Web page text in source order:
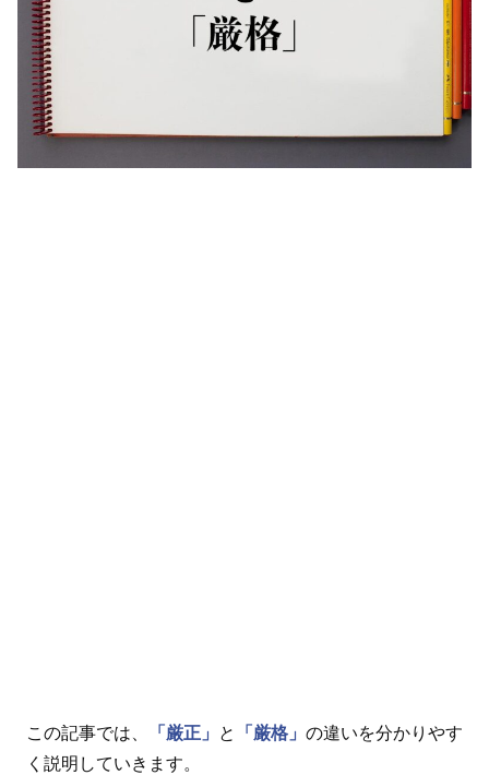
この記事では、 「厳正」 と 「厳格」 の違いを分かりやす
く説明していきます。